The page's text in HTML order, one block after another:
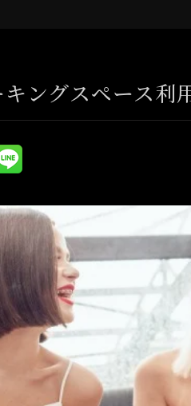
ングスペース利